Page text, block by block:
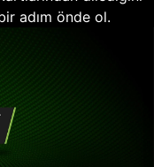
adım önde ol.